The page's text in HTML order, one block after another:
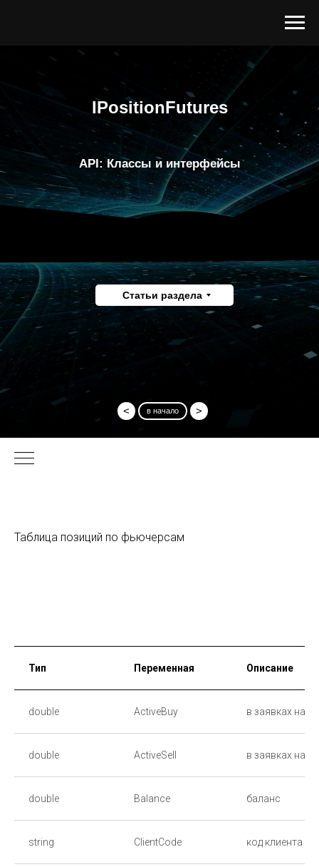
IPositionFutures
API: Классы и интерфейсы
Статьи раздела
>
< в начало
Таблица позиций по фьючерсам
Тип Переменная Описание
double ActiveBuy в заявках на
double ActiveSell в заявках на
double Balance баланс
string ClientCode код клиента